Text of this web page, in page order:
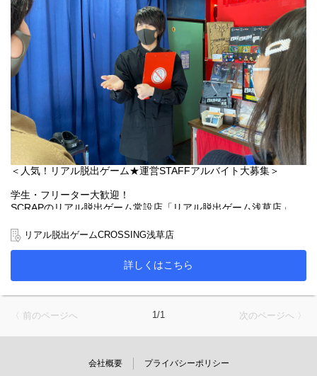
＜人気！リアル脱出ゲーム★運営STAFFアルバイト大募集＞
学生・フリーター大歓迎！
SCRAPのリアル脱出ゲーム常設店「リアル脱出ゲーム浅草店」
一緒に店舗を盛り上げてくれる運営スタッフを募集します！
密室から抜け出すために様々な謎を解いていくゲーム。
有名アニメ・漫画などのコンテンツとコラボをしたり、
幅広く体験型エンターテイメントを提供しています。
＜具体的なお仕事内容＞
・ゲーム中の音響と映像のオペレーション
・リアル脱出ゲームの登場人物として接客
リアル脱出ゲームCROSSING浅草店
詳しくはこちら
〈 前のページへ 1/1 次のページへ 〉
会社概要 プライバシーポリシー